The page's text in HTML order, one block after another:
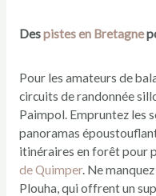
Despistes en Bretagne
Pour les amateurs de
circuits de randonnée
Paimpol. Empruntez les
panoramas
itinéraires en forêt pour
de Quimper. Ne
Plouha, qui offrent un